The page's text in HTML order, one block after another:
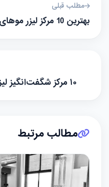
مطلب قبلی
بهترین 10 مرکز لیزر موهای زائد در جنت…
۱۰ مرکز شگفت‌انگیز لیزر موهای زائد در شهرک…
مطالب مرتبط